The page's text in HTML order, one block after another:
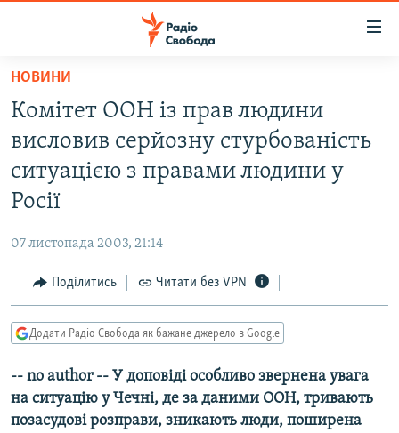
Перейти
основного
матеріалу
до
основної
Перейти
пошуку
ПОЛІТИКА
КУЛЬТУРА
СПОРТ
СВІТ
ВІЙНА
ДОНБАС.РЕАЛІЇ
КРИМ.РЕАЛІЇ
ТИ ЯК?
КИТАЙ.ВИКЛИКИ
МУЛЬТИМЕДІА
НОВИНИ
Комітет ООН із прав людини
висловив серйозну стурбованість
ситуацією з правами людини у
Росії
07 листопада 2003, 21:14
Поділитись Читати без VPN
Додати Радіо Свобода як бажане джерело в Google
-- no author -- У доповіді особливо звернена увага
на ситуацію у Чечні, де за даними ООН, тривають
позасудові розправи, зникають люди, поширена